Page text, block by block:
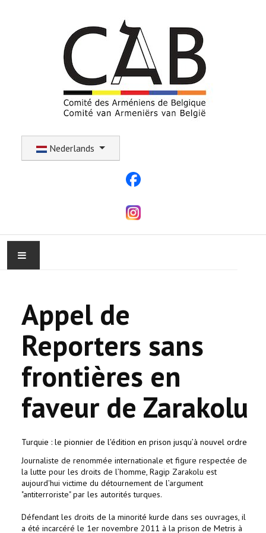
Nederlands
ACTUALITEIT
GEMEENSCHAP
EVENTS
🔔 VERKIEZINGEN 2026 🗳️
HAY DOUN
VERENIGINGEN
CONTACT
Appel de
Reporters sans
frontières en
faveur de Zarakolu
Turquie : le pionnier de l'édition en prison jusqu’à nouvel ordre
Journaliste de renommée internationale et figure respectée de
la lutte pour les droits de l’homme, Ragip Zarakolu est
aujourd'hui victime du détournement de l’argument
"antiterroriste" par les autorités turques.
Défendant les droits de la minorité kurde dans ses ouvrages, il
a été incarcéré le 1er novembre 2011 à la prison de Metris à